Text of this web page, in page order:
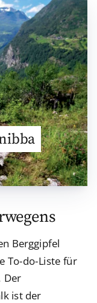
Berggipfel
To-do-Liste für
Der
ist der